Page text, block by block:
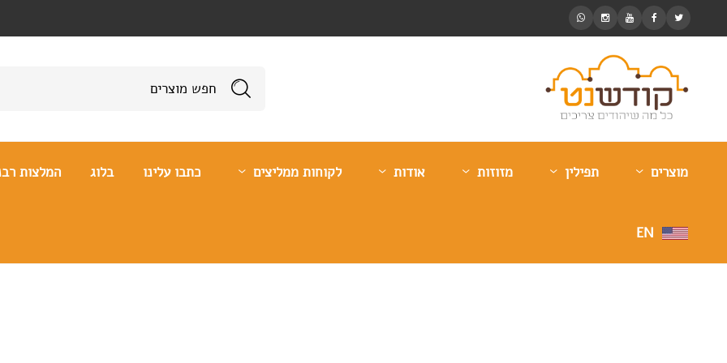
מוצרים תפילין מזוזות אודות לקוחות ממליצים כתבו עלינו בלוג המלצות
EN